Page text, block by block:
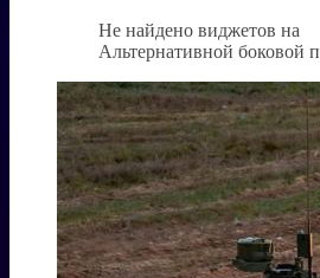
Не найдено виджетов на
Альтернативной боковой